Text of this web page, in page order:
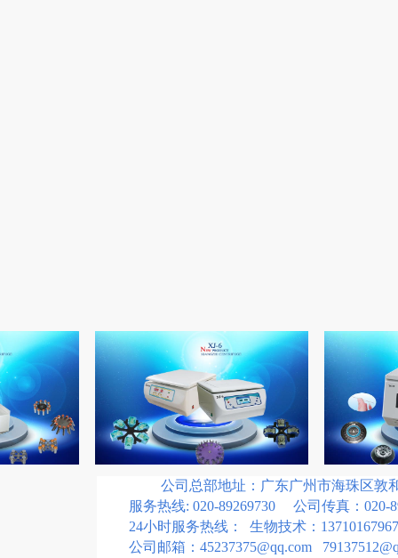
公司总部地址：广东广州市海珠区敦和
服务热线: 020-89269730 公司传真：020-
24小时服务热线： 生物技术：
公司邮箱：45237375@qq.com